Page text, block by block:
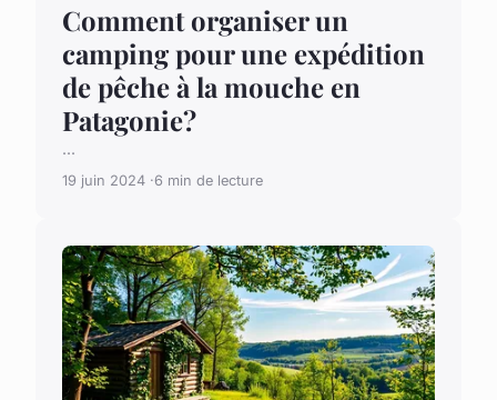
Comment organiser un
camping pour une expédition
de pêche à la mouche en
Patagonie?
...
19 juin 2024 6 min de lecture